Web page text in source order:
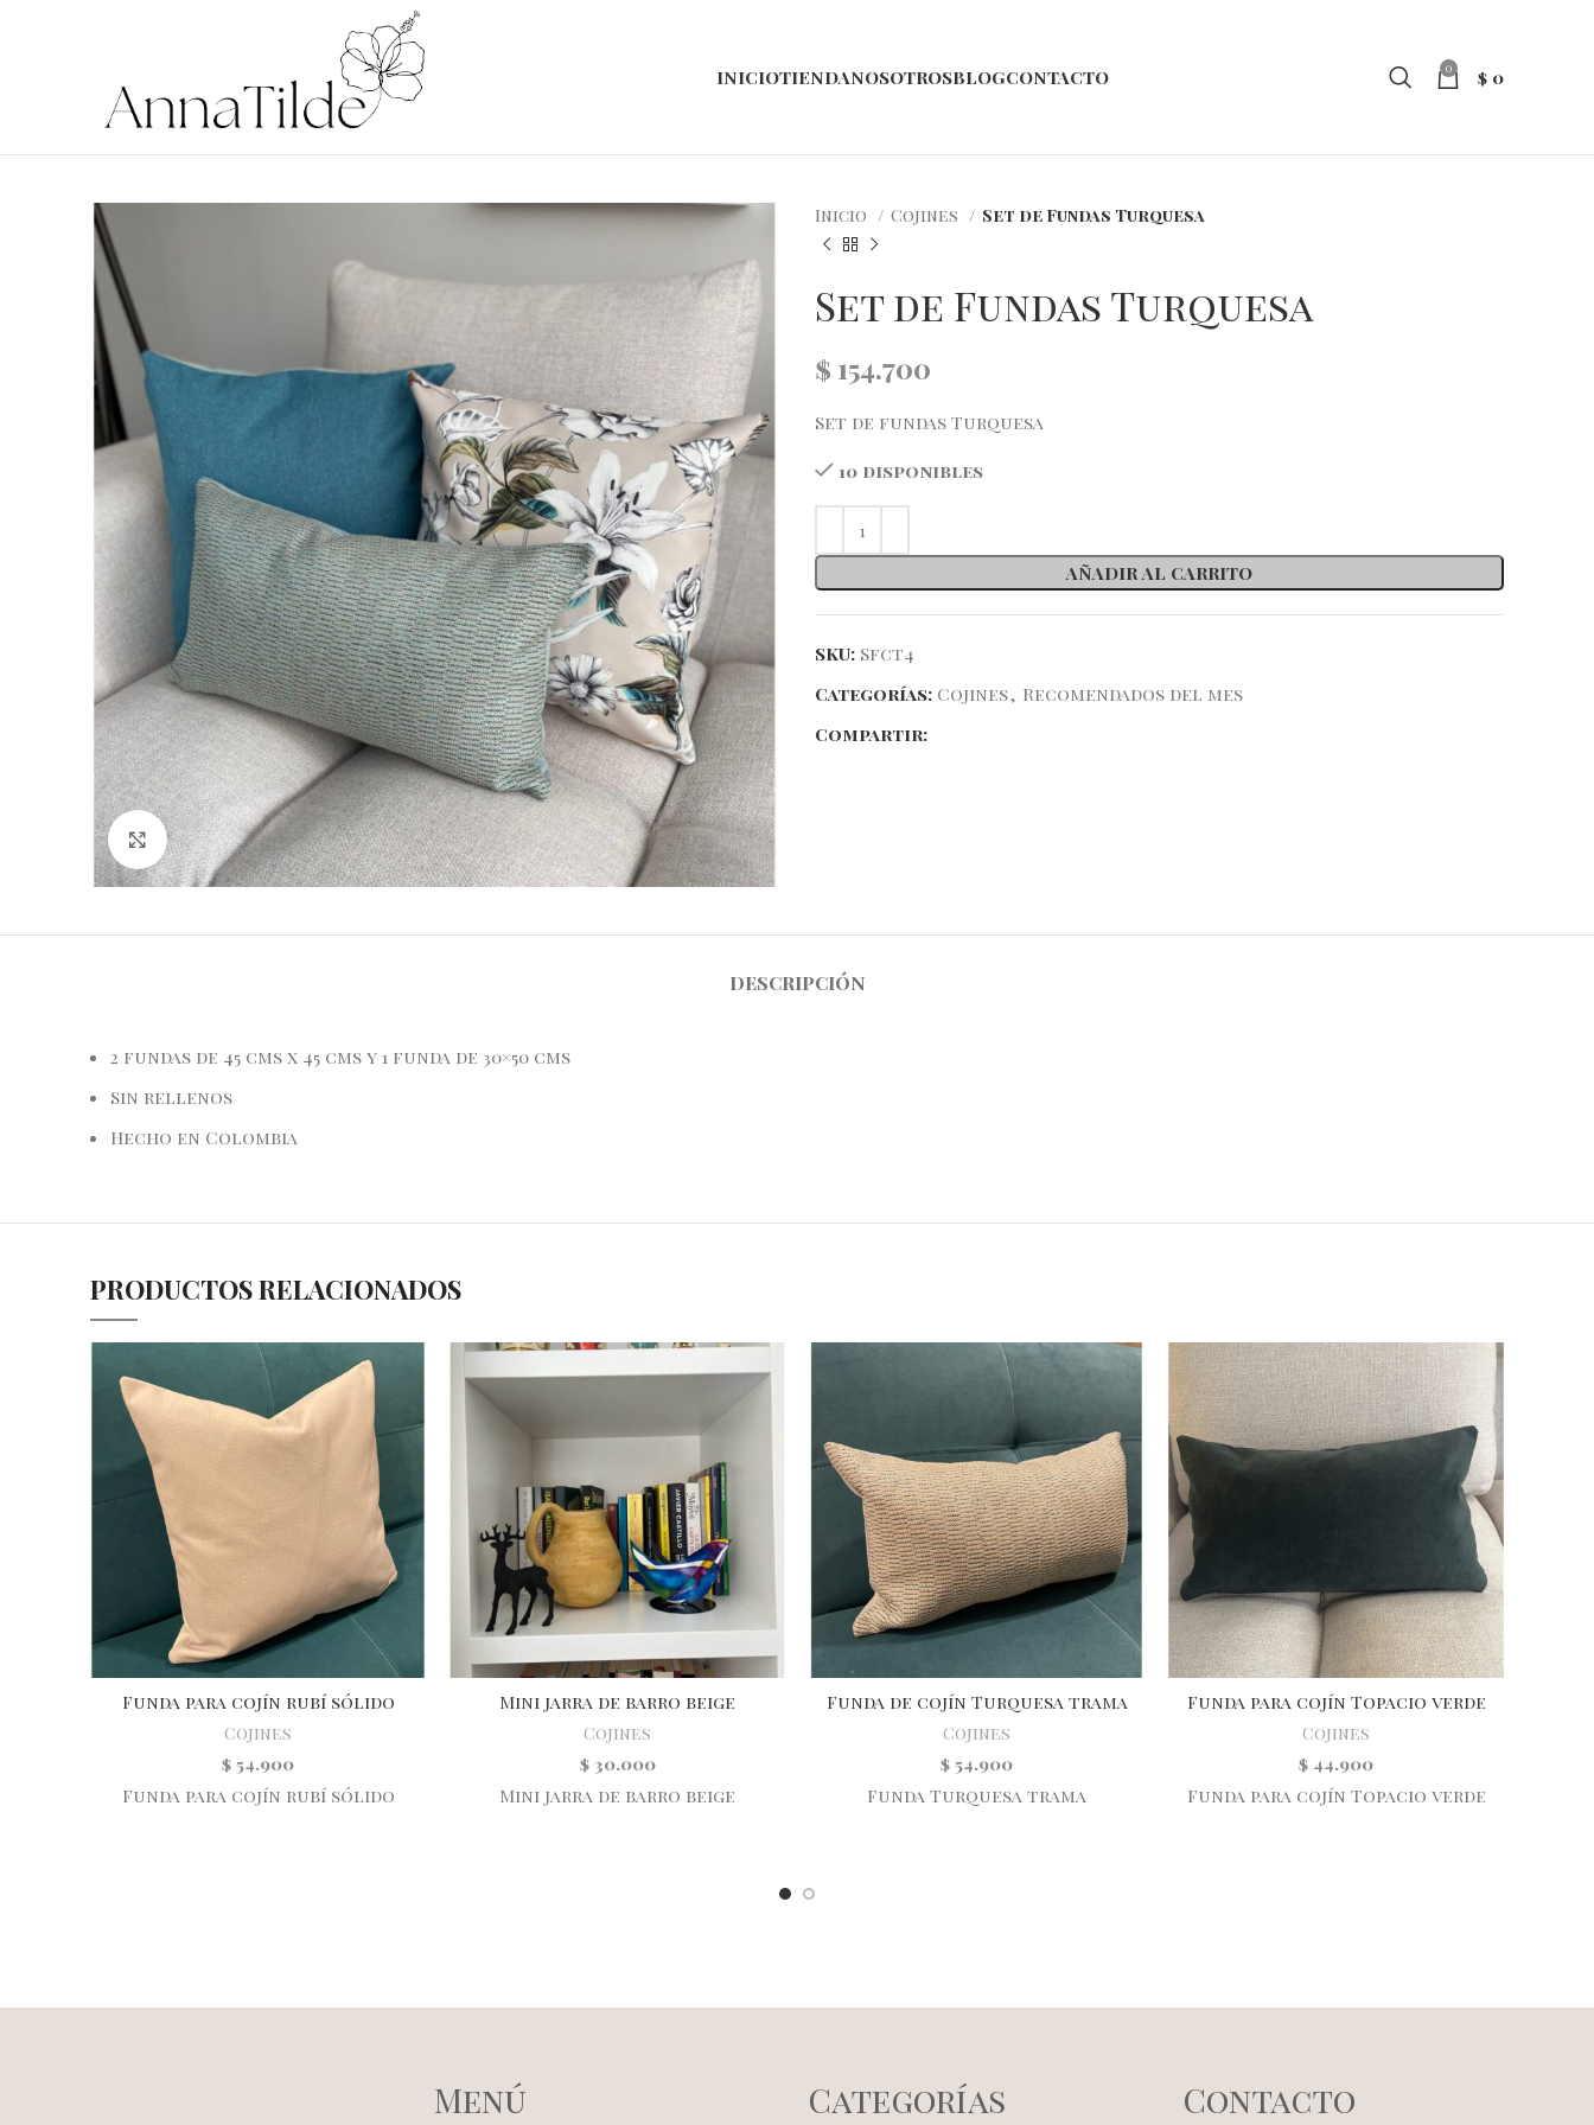
INICIOTIENDANOSOTROSBLOGCONTACTO 0 $ 0
Haga Click para agrandar
Inicio Cojines Set de Fundas Turquesa
Set de Fundas Turquesa
$ 154.700
Set de fundas Turquesa
10 disponibles
AÑADIR AL CARRITO
SKU: Sfct4
Categorías: Cojines, Recomendados del mes
Compartir:
DESCRIPCIÓN
2 fundas de 45 cms x 45 cms y 1 funda de 30×50 cms
Sin rellenos
Hecho en Colombia
PRODUCTOS RELACIONADOS
Funda para cojín rubí sólido
Cojines
$ 54.900
Funda para cojín rubí sólido
Mini jarra de barro beige
Cojines
$30.000
Mini jarra de barro beige
Funda de cojín Turquesa trama
Cojines
$ 54.900
Funda Turquesa trama
Funda para cojín Topacio verde
Cojines
$ 44.900
Funda para cojín Topacio verde
Menú Categorías Contacto